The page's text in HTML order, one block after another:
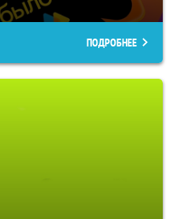
ПОДРОБНЕЕ